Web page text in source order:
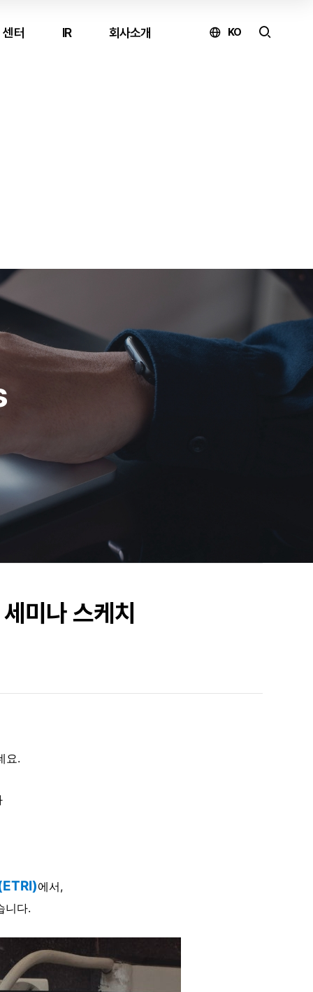
센터 IR 회사소개 KO
미나 스케치
요.
에서,
니다.